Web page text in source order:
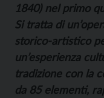
1840) nel primo
Si tratta di
storico-artistico
un’esperienza
tradizione con la
da 85 elementi,